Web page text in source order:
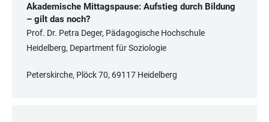
Akademische Mittagspause: Aufstieg durch Bildung
– gilt das noch?
Prof. Dr. Petra Deger, Pädagogische Hochschule
Heidelberg, Department für Soziologie
Peterskirche, Plöck 70, 69117 Heidelberg